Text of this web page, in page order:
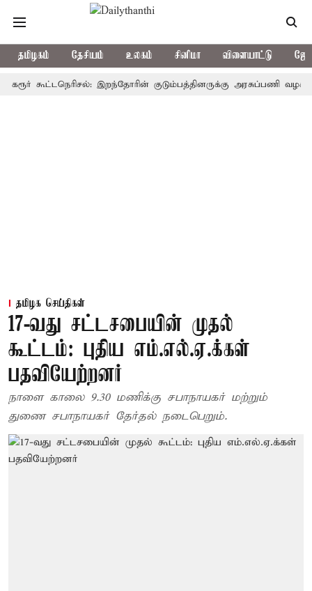
தமிழகம் தேசியம் உலகம் சினிமா விளையாட்டு
கூட்டநெரிசல்: இறந்தோரின் குடும்பத்தினருக்கு அரசுப்பணி வழக்கு;
தமிழக செய்திகள்
17-வது சட்டசபையின் முதல்
கூட்டம்: புதிய எம்.எல்.ஏ.க்கள்
பதவியேற்றனர்
நாளை காலை 9.30 மணிக்கு சபாநாயகர் மற்றும்
துணை சபாநாயகர் தேர்தல் நடைபெறும்.